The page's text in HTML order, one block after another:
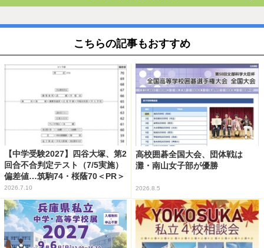
こちらの記事もおすすめ
【中学受験2027】四谷大塚、第2
回合不合判定テスト（7/5実施）
偏差値…筑駒74・桜蔭70＜PR＞
2026.7.10
高校囲碁全国大会、団体戦は
灘・南山女子部が優勝
2026.8.5